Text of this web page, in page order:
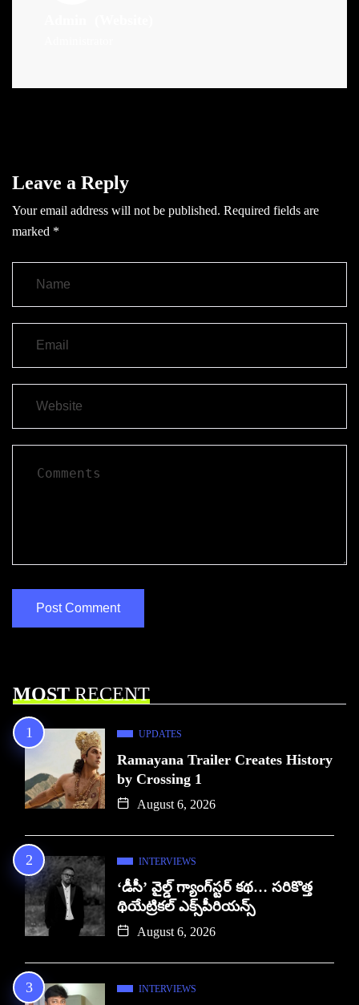
Leave a Reply
Your email address will not be published. Required fields are
marked *
MOSTRECENT
UPDATES
Ramayana Trailer Creates History
by Crossing 1
August 6, 2026
INTERVIEWS
‘డీసీ’ వైల్డ్ గ్యాంగ్‌స్టర్ కథ… సరికొత్త
థియేట్రికల్ ఎక్స్‌పీరియన్స్
August 6, 2026
INTERVIEWS